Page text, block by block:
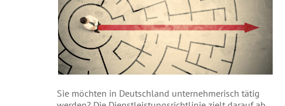
Sie möchten in Deutschland unternehmerisch tätig